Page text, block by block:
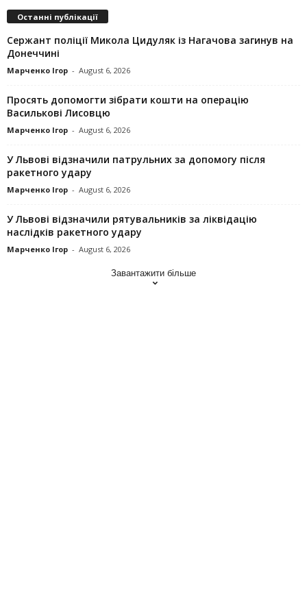
Останні публікації
Сержант поліції Микола Цидуляк із Нагачова загинув на
Донеччині
Марченко Ігор - August 6, 2026
Просять допомогти зібрати кошти на операцію
Василькові Лисовцю
Марченко Ігор - August 6, 2026
У Львові відзначили патрульних за допомогу після
ракетного удару
Марченко Ігор - August 6, 2026
У Львові відзначили рятувальників за ліквідацію
наслідків ракетного удару
Марченко Ігор - August 6, 2026
Завантажити більше